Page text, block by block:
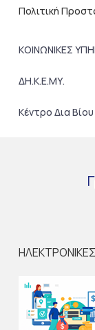
Πολιτική
ΚΟΙΝΩΝΙΚΕΣ
ΔΗ.Κ.Ε.ΜΥ.
Κέντρο Δια